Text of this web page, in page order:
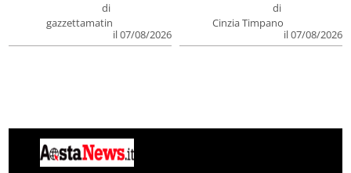
di
gazzettamatin
il 07/08/2026
di
Cinzia Timpano
il 07/08/2026